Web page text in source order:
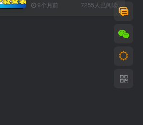
9个月前 7255人已阅读